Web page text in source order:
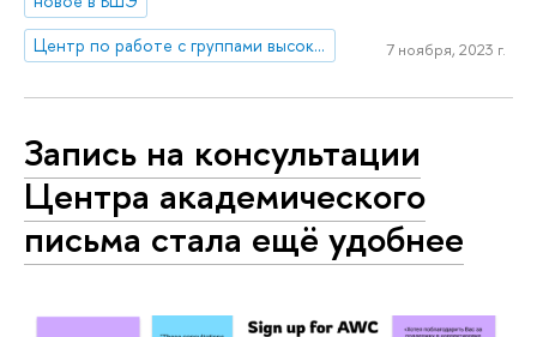
Центр по работе с группами высокого профессионального потенциала
7 ноября, 2023 г.
Запись на консультации
Центра академического
письма стала ещё удобнее